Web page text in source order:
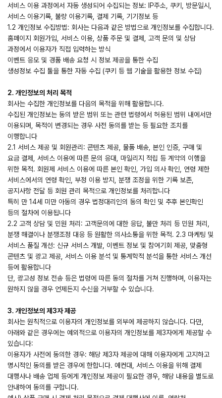
서비스 이용 과정에서 자동 생성되어 수집되는 정보: IP주소, 쿠키, 방문일시,
서비스 이용기록, 불량 이용기록, 결제 기록, 기기정보 등
1.2 개인정보 수집방법: 회사는 다음과 같은 방법으로 개인정보를 수집합니다.
홈페이지 회원가입, 서비스 이용, 상품 주문 및 결제, 고객 문의 및 상담
과정에서 이용자가 직접 입력하는 방식
이벤트 응모 및 경품 배송 요청 시 정보 제공을 통한 수집
생성정보 수집 툴을 통한 자동 수집 (쿠키 등 웹 기술을 활용한 정보 수집)
2. 개인정보의 처리 목적
회사는 수집한 개인정보를 다음의 목적을 위해 활용합니다.
수집된 개인정보는 동의 받은 범위 또는 관련 법령에서 허용된 범위 내에서만
이용되며, 목적이 변경되는 경우 사전 동의를 받는 등 필요한 조치를
이행합니다
2.1 서비스 제공 및 회원관리: 콘텐츠 제공, 물품 배송, 본인 인증, 구매 및
요금 결제, 서비스 이용에 따른 문의 응대, 마일리지 적립 등 계약의 이행을
위한 목적. 회원제 서비스 이용에 따른 본인 확인, 가입 의사 확인, 연령 제한
서비스에서의 연령 확인, 부정 이용 방지, 분쟁 조정을 위한 기록 보존,
공지사항 전달 등 회원 관리 목적으로 개인정보를 처리합니다
특히 만 14세 미만 아동의 경우 법정대리인의 동의 확인 및 추후 본인확인
등의 절차에 이용됩니다
2.2 고객 상담 및 민원 처리: 고객문의에 대한 응답, 불만 처리 등 민원 처리,
분쟁 해결이나 분쟁조정 대응 등 원활한 의사소통을 위한 목적. 2.3 마케팅 및
서비스 품질 개선: 신규 서비스 개발, 이벤트 정보 및 참여기회 제공, 맞춤형
콘텐츠 및 광고 제공, 서비스 이용 분석 및 통계학적 분석을 통한 서비스 개선
등에 활용합니다
단, 광고성 정보 전송 등은 법령에 따른 동의 절차를 거쳐 진행하며, 이용자는
원하지 않을 경우 언제든지 수신을 거부할 수 있습니다.
3. 개인정보의 제3자 제공
회사는 원칙적으로 이용자의 개인정보를 외부에 제공하지 않습니다. 다만,
아래와 같은 경우에는 예외적으로 이용자의 개인정보를 제3자에게 제공할 수
있습니다:
이용자가 사전에 동의한 경우: 해당 제3자 제공에 대해 이용자에게 고지하고
명시적인 동의를 받은 경우에 한합니다. 예컨대, 서비스 이용을 위해 결제
대행사나 배송 업체 등에게 개인정보 제공이 필요한 경우, 해당 내용을 별도로
안내하여 동의를 구합니다.